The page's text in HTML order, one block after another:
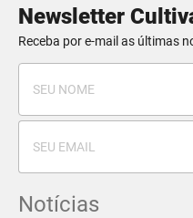
Newsletter
Receba por e-mail as últimas
Notícias